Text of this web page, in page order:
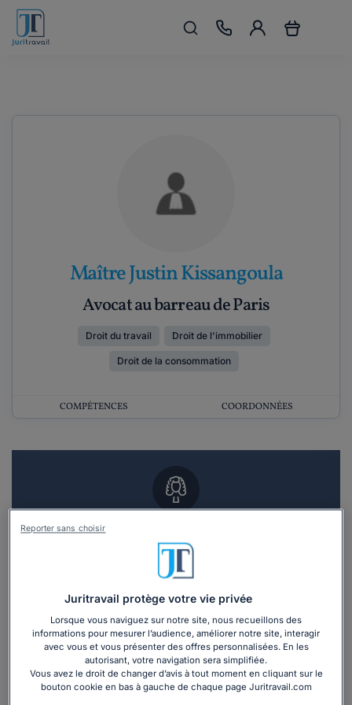
Maître Justin Kissangoula
Avocat au barreau de Paris
Droit du travail Droit de l'immobilier
Droit de la consommation
COMPÉTENCES COORDONNÉES
Vous souhaitez un RDV en cabinet avec un
avocat ?
3 devis en 48h
Juritravail protège votre vie privée
Lorsque vous naviguez sur notre site, nous recueillons des
informations pour mesurer l’audience, améliorer notre site, interagir
avec vous et vous présenter des offres personnalisées. En les
autorisant, votre navigation sera simplifiée.
Vous avez le droit de changer d’avis à tout moment en cliquant sur le
bouton cookie en bas à gauche de chaque page Juritravail.com
Reporter sans choisir